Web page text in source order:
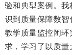
验和典型案例。我
识到质量保障数
教学质量监控闭
求，学习了以质